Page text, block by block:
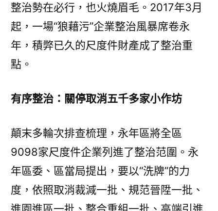
整治勢在必行，也火燒眉毛。2017年3月
起，一場“狼藉污”企業整治風暴席卷永
年，積弊已久的尺度件財產成了整治重
點。
有序整治：關停取消五千多家小作坊
顛末多輪次排查梳理，永年區將全區
9098家尺度件企業列進了整治范圍。永
年區委、區當局提出，要以“洗牌”的力
度，依照取消裁減一批、規范晉陞一批、